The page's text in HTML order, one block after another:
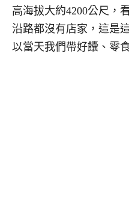
高海拔大約4200公尺，
沿路都沒有店家，這是
以當天我們帶好饢、零